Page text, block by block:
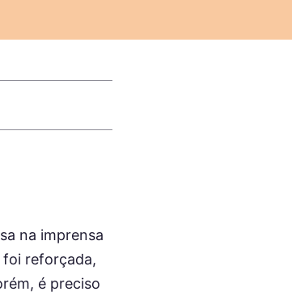
na imprensa
foi reforçada,
é preciso